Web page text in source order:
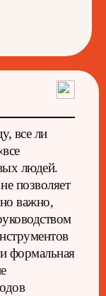
все ли
людей.
позволяет
важно,
формальная